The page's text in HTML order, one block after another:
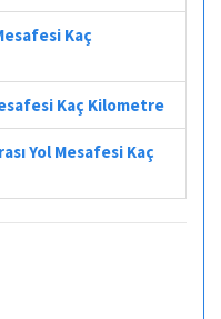
Kaç
Kaç Kilometre
Yol Mesafesi Kaç